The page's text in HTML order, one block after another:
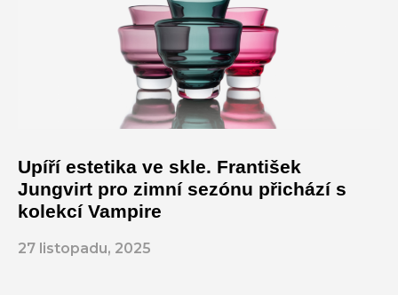
Upíří estetika ve skle. František
Jungvirt pro zimní sezónu přichází s
kolekcí Vampire
27 listopadu, 2025